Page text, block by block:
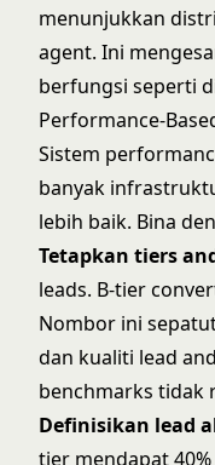
menunjukkan
agent. Ini
berfungsi seperti
Performance-
Sistem
banyak
lebih baik. Bina
Tetapkan tiers
leads. B-tier
Nombor ini
dan kualiti lead
benchmarks tidak
Definisikan lead
tier mendapat